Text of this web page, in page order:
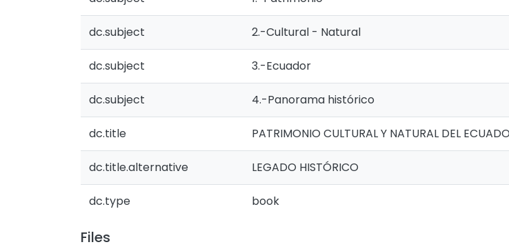
dc.subject 2.-Cultural - Natural
dc.subject 3.-Ecuador
dc.subject 4.-Panorama histórico
dc.title PATRIMONIO CULTURAL Y NATURAL DEL
dc.title.alternative LEGADO HISTÓRICO
dc.type book
Files